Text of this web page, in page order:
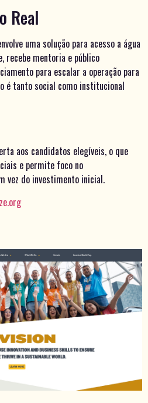
Real
uma solução para acesso a água
recebe mentoria e público
para escalar a operação para
é tanto social como institucional
aos candidatos elegíveis, o que
e permite foco no
vez do investimento inicial.